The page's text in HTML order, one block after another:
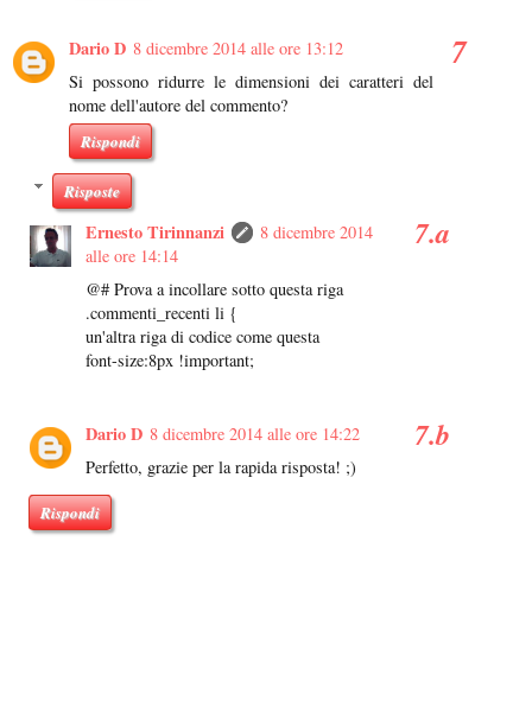
Dario D 8 dicembre 2014 alle ore 13:12
Si possono ridurre le dimensioni dei caratteri del
nome dell'autore del commento?
Rispondi
Risposte
Ernesto Tirinnanzi
8 dicembre 2014
alle ore 14:14
@# Prova a incollare sotto questa riga
.commenti_recenti li {
un'altra riga di codice come questa
font-size:8px !important;
Dario D 8 dicembre 2014 alle ore 14:22
Perfetto, grazie per la rapida risposta! ;)
Rispondi